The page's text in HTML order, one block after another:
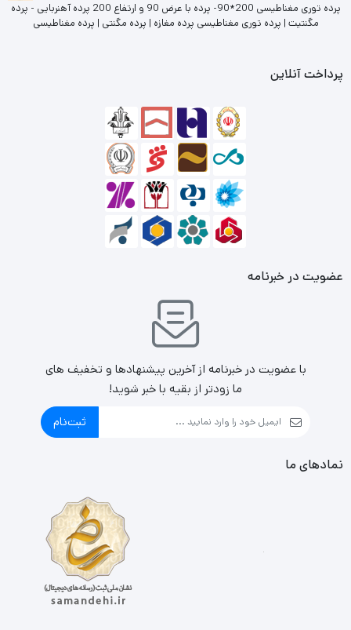
پرده توری مغناطیسی 200*90- پرده با عرض 90 و ارتفاع 200 پرده آهنربایی - پرده
مگنتیت | پرده توری مغناطیسی پرده مغازه | پرده مگنتی | پرده مغناطیسی
پرداخت آنلاین
عضویت در خبرنامه
با عضویت در خبرنامه از آخرین پیشنهادها و تخفیف های
ما زودتر از بقیه با خبر شوید!
ثبت‌نام
نمادهای ما